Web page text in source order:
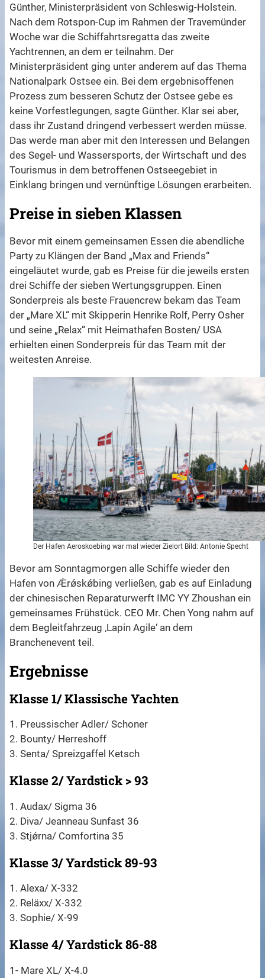
Günther, Ministerpräsident von Schleswig-Holstein.
Nach dem Rotspon-Cup im Rahmen der Travemünder
Woche war die Schiffahrtsregatta das zweite
Yachtrennen, an dem er teilnahm. Der
Ministerpräsident ging unter anderem auf das Thema
Nationalpark Ostsee ein. Bei dem ergebnisoffenen
Prozess zum besseren Schutz der Ostsee gebe es
keine Vorfestlegungen, sagte Günther. Klar sei aber,
dass ihr Zustand dringend verbessert werden müsse.
Das werde man aber mit den Interessen und Belangen
des Segel- und Wassersports, der Wirtschaft und des
Tourismus in dem betroffenen Ostseegebiet in
Einklang bringen und vernünftige Lösungen erarbeiten.
Preise in sieben Klassen
Bevor mit einem gemeinsamen Essen die abendliche
Party zu Klängen der Band „Max and Friends“
eingeläutet wurde, gab es Preise für die jeweils ersten
drei Schiffe der sieben Wertungsgruppen. Einen
Sonderpreis als beste Frauencrew bekam das Team
der „Mare XL“ mit Skipperin Henrike Rolf, Perry Osher
und seine „Relax“ mit Heimathafen Bosten/ USA
erhielten einen Sonderpreis für das Team mit der
weitesten Anreise.
Der Hafen Aeroskoebing war mal wieder Zielort Bild: Antonie Specht
Bevor am Sonntagmorgen alle Schiffe wieder den
Hafen von Ǽrǿskǿbing verließen, gab es auf Einladung
der chinesischen Reparaturwerft IMC YY Zhoushan ein
gemeinsames Frühstück. CEO Mr. Chen Yong nahm auf
dem Begleitfahrzeug ‚Lapin Agile‘ an dem
Branchenevent teil.
Ergebnisse
Klasse 1/ Klassische Yachten
1. Preussischer Adler/ Schoner
2. Bounty/ Herreshoff
3. Senta/ Spreizgaffel Ketsch
Klasse 2/ Yardstick > 93
1. Audax/ Sigma 36
2. Diva/ Jeanneau Sunfast 36
3. Stjǿrna/ Comfortina 35
Klasse 3/ Yardstick 89-93
1. Alexa/ X-332
2. Reläxx/ X-332
3. Sophie/ X-99
Klasse 4/ Yardstick 86-88
1- Mare XL/ X-4.0